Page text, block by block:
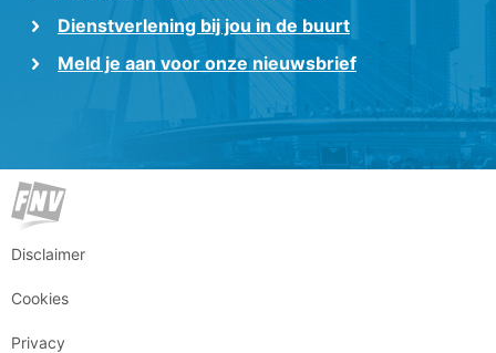
Dienstverlening bij jou in de buurt
Meld je aan voor onze nieuwsbrief
Disclaimer
Cookies
Privacy